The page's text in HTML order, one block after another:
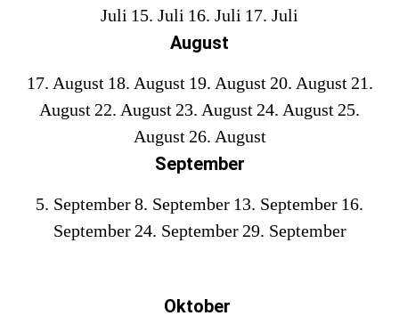
Juli 15. Juli 16. Juli 17. Juli
August
17. August 18. August 19. August 20. August 21.
August 22. August 23. August 24. August 25.
August 26. August
September
5. September8. September 13. September 16.
September 24. September 29. September
Oktober